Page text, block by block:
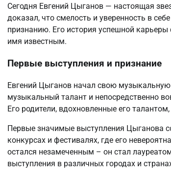
Сегодня Евгений Цыганов — настоящая
доказал, что смелость и уверенность в
признанию. Его история успешной
имя известным.
Первые выступления и признание
Евгений Цыганов начал свою
музыкальный талант и непосредственно
Его родители, вдохновленные его
Первые значимые выступления Цыганова
конкурсах и фестивалях, где его
остался незамеченным – он стал
выступления в различных городах и